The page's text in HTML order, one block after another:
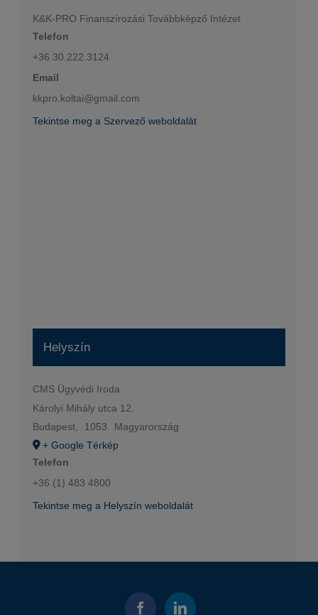
K&K-PRO Finanszírozási Továbbképző Intézet
Telefon
+36.30.222.3124
Email
kkpro.koltai@gmail.com
Tekintse meg a Szervező weboldalát
Helyszín
CMS Ügyvédi Iroda
Károlyi Mihály utca 12.
Budapest, 1053
Magyarország
+ Google Térkép
Telefon
+36 (1) 483 4800
Tekintse meg a Helyszín weboldalát